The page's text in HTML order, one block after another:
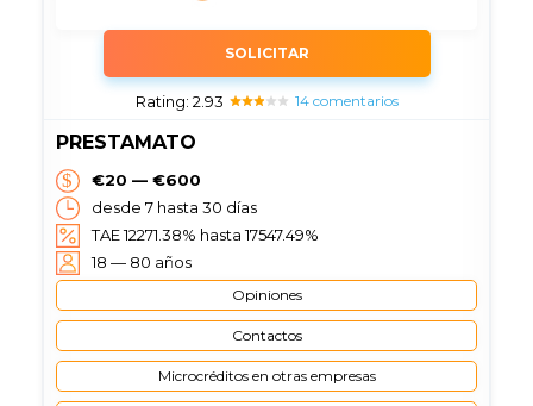
SOLICITAR
Rating: 2.93 14 comentarios
PRESTAMATO
€20 — €600
desde 7 hasta 30 días
TAE 12271.38% hasta 17547.49%
18 — 80 años
Opiniones
Contactos
Microcréditos en otras empresas